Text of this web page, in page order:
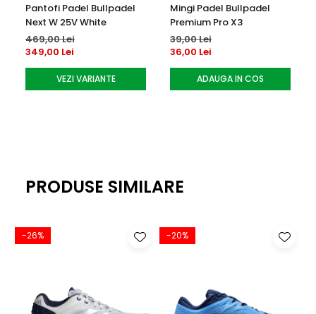
Pantofi Padel Bullpadel
Next W 25V White
469,00 Lei
349,00 Lei
VEZI VARIANTE
Mingi Padel Bullpadel
Premium Pro X3
39,00 Lei
36,00 Lei
ADAUGA IN COS
PRODUSE SIMILARE
-26% -20%